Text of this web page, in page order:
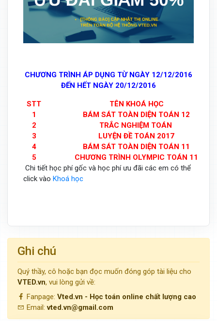
CHƯƠNG TRÌNH ÁP DỤNG TỪ NGÀY 12/12/2016
ĐẾN HẾT NGÀY 20/12/2016
STT
TÊN KHOÁ HỌC
1
BÁM SÁT TOÀN DIỆN TOÁN 12
2
TRẮC NGHIỆM TOÁN
3
LUYỆN ĐỀ TOÁN 2017
4
BÁM SÁT TOÀN DIỆN TOÁN 11
5
CHƯƠNG TRÌNH OLYMPIC TOÁN 11
Chi tiết học phí gốc và học phí ưu đãi các em có thể
click vào Khoá học
Ghi chú
Quý thầy, cô hoặc bạn đọc muốn đóng góp tài liệu cho
VTED.vn, vui lòng gửi về:
Fanpage: Vted.vn - Học toán online chất lượng cao
Email:vted.vn@gmail.com